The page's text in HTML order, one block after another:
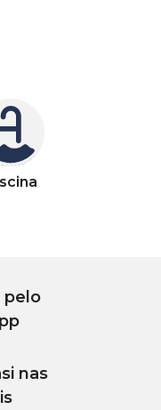
pelo
nas